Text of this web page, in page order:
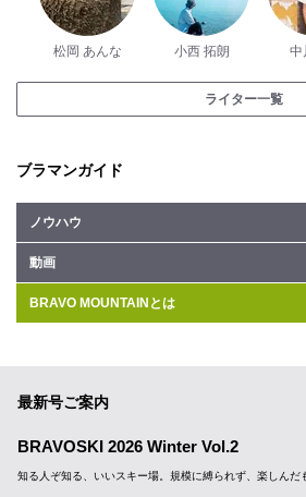
松岡 あんな 小西 拓朗 中
ライター一覧
ブラマンガイド
ノウハウ
動画
BRAVO MOUNTAINとは
最新号ご案内
BRAVOSKI 2026 Winter Vol.2
知る人ぞ知る、いいスキー場。規模に縛られず、楽しんだ